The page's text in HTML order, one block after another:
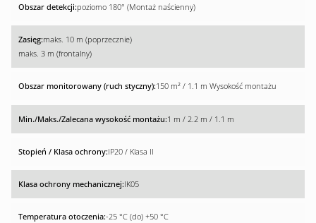
poziomo 180° (Montaż naścienny)
maks. 10 m (poprzecznie)
maks. 3 m (frontalny)
150 m² / 1.1 m Wysokość montażu
1 m / 2.2 m / 1.1 m
IP20 / Klasa II
IK05
-25 °C (do) +50 °C